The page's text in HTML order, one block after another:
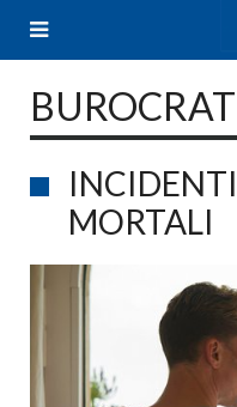
MORTALI